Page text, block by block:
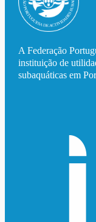
A Federação
instituição de
subaquáticas em